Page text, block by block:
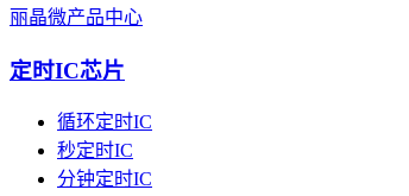
丽晶微产品中心
定时IC芯片
循环定时IC
秒定时IC
分钟定时IC